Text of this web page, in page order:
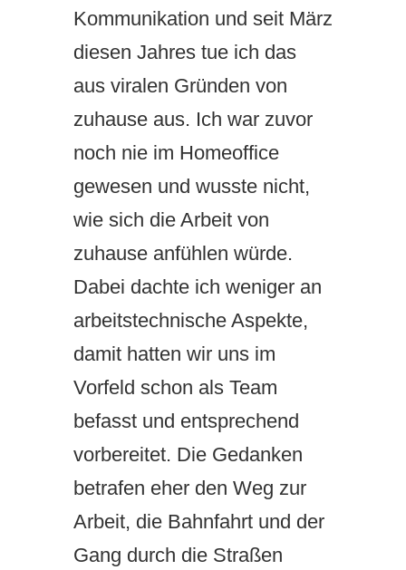
Kommunikation und seit März
diesen Jahres tue ich das
aus viralen Gründen von
zuhause aus. Ich war zuvor
noch nie im Homeoffice
gewesen und wusste nicht,
wie sich die Arbeit von
zuhause anfühlen würde.
Dabei dachte ich weniger an
arbeitstechnische Aspekte,
damit hatten wir uns im
Vorfeld schon als Team
befasst und entsprechend
vorbereitet. Die Gedanken
betrafen eher den Weg zur
Arbeit, die Bahnfahrt und der
Gang durch die Straßen